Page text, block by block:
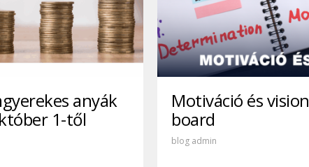
anyák
1-től
Motiváció és vision
board
blog admin